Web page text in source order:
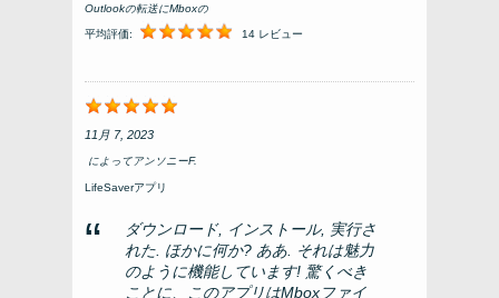
Outlookの転送にMboxの
平均評価: 14 レビュー
11月 7, 2023
によってアンソニーf.
LifeSaverアプリ
ダウンロード, インストール, 実行さ
れた. ほかに何か? ああ. それは魅力
のように機能しています! 驚くべき
ことに、このアプリはMboxファイ